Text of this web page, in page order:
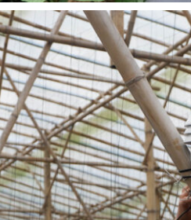
Siramot Irigasi Pintar Super
Cisarua Lembang